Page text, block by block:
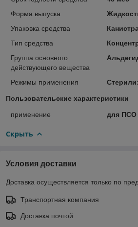
Форма выпуска
Упаковка средства
Тип средства
Группа основного
действующего вещества
Режимы применения
Пользовательские характеристики
применение для ПСО
Скрыть
Условия доставки
Доставка осуществляется только по
Транспортная компания
Доставка почтой